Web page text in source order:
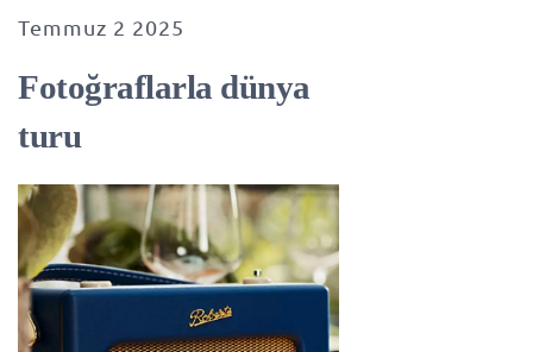
Temmuz 2 2025
Fotoğraflarla dünya
turu